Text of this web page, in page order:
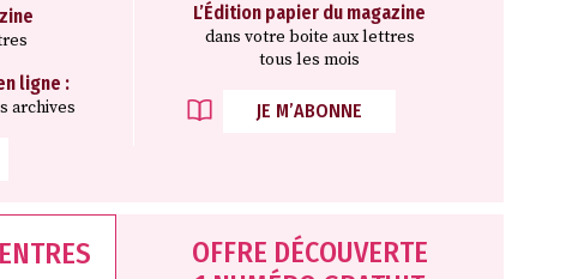
ligne :
archives
L’Édition papier du magazine
dans votre boite aux lettres
tous les mois
JE M’ABONNE
OFFRE DÉCOUVERTE